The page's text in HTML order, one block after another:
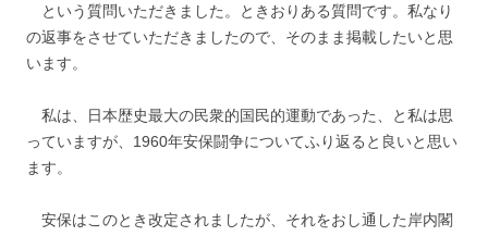
という質問いただきました。ときおりある質問です。私なり
の返事をさせていただきましたので、そのまま掲載したいと思
います。
私は、日本歴史最大の民衆的国民的運動であった、と私は思
っていますが、1960年安保闘争についてふり返ると良いと思い
ます。
安保はこのとき改定されましたが、それをおし通した岸内閣